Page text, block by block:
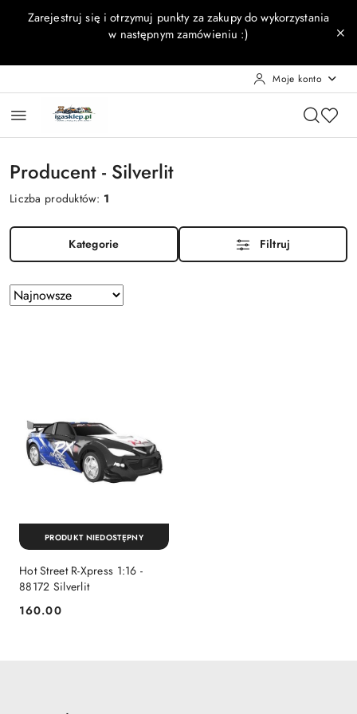
Przejdź do treści głównej
Przejdź do wyszukiwarki
Przejdź do moje konto
Przejdź do menu głównego
Przejdź do stopki
Zarejestruj się i otrzymuj punkty za zakupy do wykorzystania
w następnym zamówieniu :)
Moje konto
Producent - Silverlit
Liczba produktów: 1
Kategorie Filtruj
Zastosowano
sortowanie:
Sortuj
według
Hot Street R-Xpress 1:16 -
88172 Silverlit
Cena:
160.00
PRODUKT NIEDOSTĘPNY